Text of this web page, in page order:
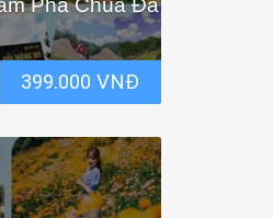
Phá Chùa Đà
399.000 VNĐ